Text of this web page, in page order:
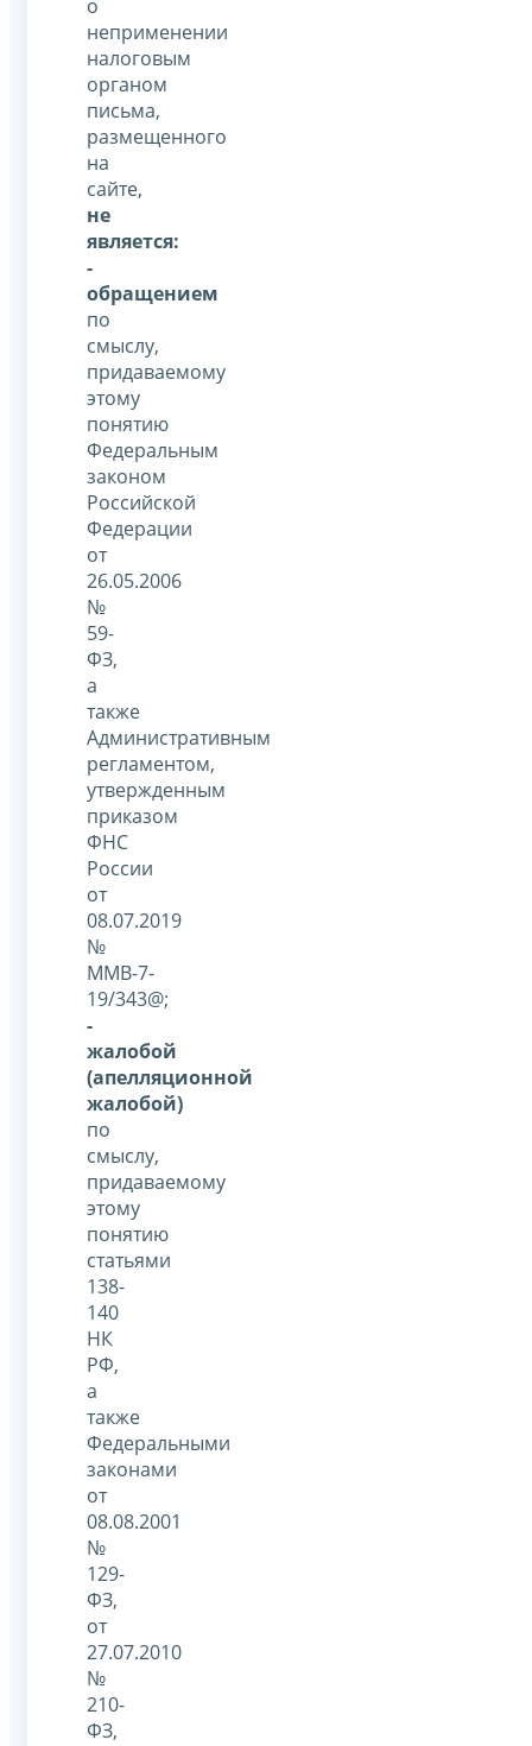
о
неприменении
налоговым
органом
письма,
размещенного
на
сайте,
не
является:
-
обращением
по
смыслу,
придаваемому
этому
понятию
Федеральным
законом
Российской
Федерации
от
26.05.2006
№
59-
ФЗ,
а
также
Административным
регламентом,
утвержденным
приказом
ФНС
России
от
08.07.2019
№
ММВ-7-
19/343@;
-
жалобой
(апелляционной
жалобой)
по
смыслу,
придаваемому
этому
понятию
статьями
138-
140
НК
РФ,
а
также
Федеральными
законами
от
08.08.2001
№
129-
ФЗ,
от
27.07.2010
№
210-
ФЗ,